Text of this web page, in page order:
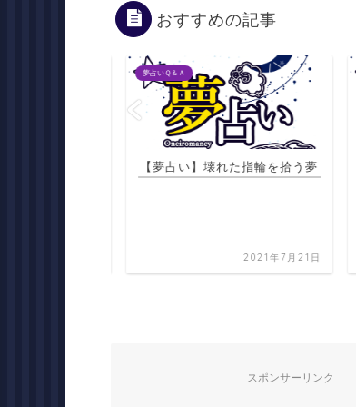
おすすめの記事
夢占いＱ＆Ａ
【夢占い】壊れた指輪を拾う夢
2021年7月21日
スポンサーリンク